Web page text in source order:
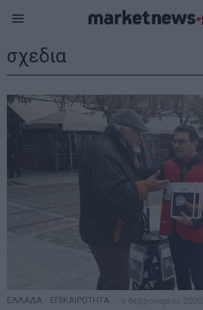
σχεδια
ΕΛΛΑΔΑ ΕΠΙΚΑΙΡΟΤΗΤΑ 9 Φεβρουαρίου 2020